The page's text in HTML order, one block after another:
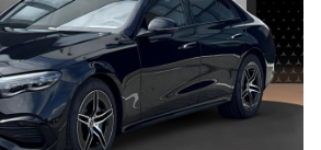
gratis ahora
Gratis·5 minutos
gratis · Publica en 5 minutos · 6052